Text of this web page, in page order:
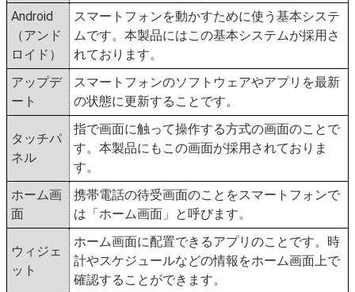
Android
（アンド
ロイド）
スマートフォンを動かすために使う基本システ
ムです。本製品にはこの基本システムが採用さ
れております。
アップデ
ート
スマートフォンのソフトウェアやアプリを最新
の状態に更新することです。
タッチパ
ネル
指で画面に触って操作する方式の画面のことで
す。本製品にもこの画面が採用されておりま
す。
ホーム画
面
携帯電話の待受画面のことをスマートフォンで
は「ホーム画面」と呼びます。
ウィジェ
ット
ホーム画面に配置できるアプリのことです。時
計やスケジュールなどの情報をホーム画面上で
確認することができます。